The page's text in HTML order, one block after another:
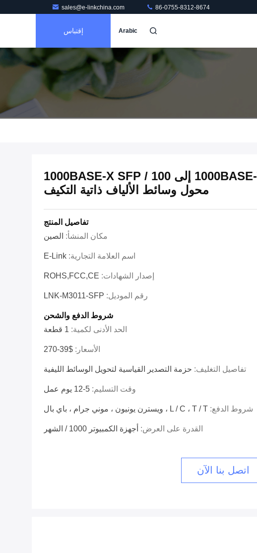
sales@e-linkchina.com 86-0755-8312-8674
Arabic إقتباس
مايكرو 10/100 / 1000BASE-T إلى 100 / 1000BASE-X SFP
محول وسائط الألياف ذاتية التكيف
تفاصيل المنتج
مكان المنشأ: الصين
اسم العلامة التجارية: E-Link
إصدار الشهادات: ROHS,FCC,CE
رقم الموديل: LNK-M3011-SFP
شروط الدفع والشحن
الحد الأدنى لكمية: 1 قطعة
الأسعار: $39-270
تفاصيل التغليف: حزمة التصدير القياسية لتحويل الوسائط الليفية
وقت التسليم: 5-12 يوم عمل
شروط الدفع: L / C ، T / T ، ويسترن يونيون ، موني جرام ، باي بال
القدرة على العرض: أجهزة الكمبيوتر 1000 / الشهر
اتصل بنا الآن